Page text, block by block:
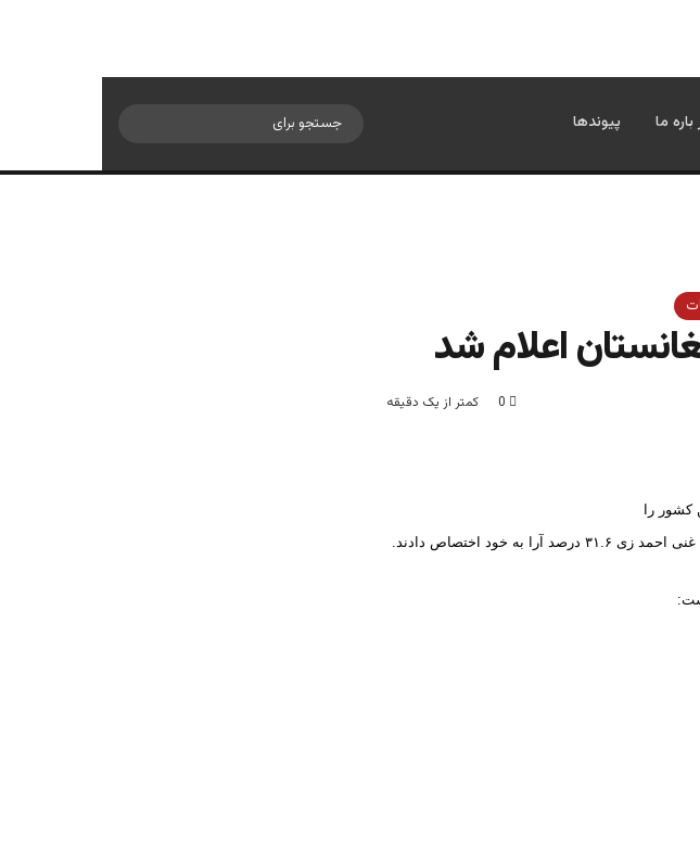
باره ما پیوندها
اعلام شد
0 کمتر از یک دقیقه
کشور را